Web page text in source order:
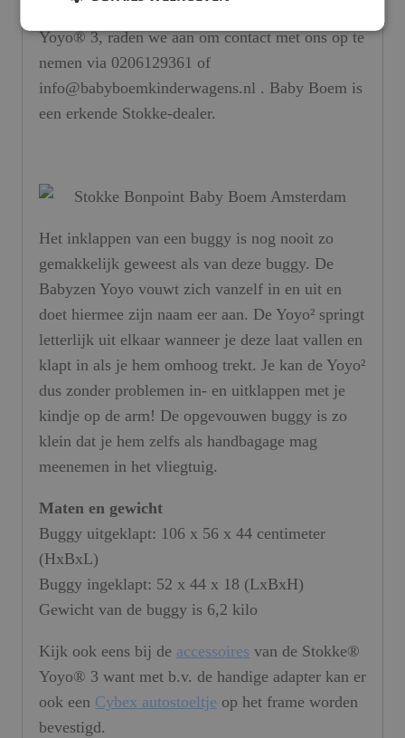
Yoyo® 3, raden we aan om contact met ons op te
nemen via 0206129361 of
info@babyboemkinderwagens.nl . Baby Boem is
een erkende Stokke-dealer.
Het inklappen van een buggy is nog nooit zo
gemakkelijk geweest als van deze buggy. De
Babyzen Yoyo vouwt zich vanzelf in en uit en
doet hiermee zijn naam eer aan. De Yoyo² springt
letterlijk uit elkaar wanneer je deze laat vallen en
klapt in als je hem omhoog trekt. Je kan de Yoyo²
dus zonder problemen in- en uitklappen met je
kindje op de arm! De opgevouwen buggy is zo
klein dat je hem zelfs als handbagage mag
meenemen in het vliegtuig.
Maten en gewicht
Buggy uitgeklapt: 106 x 56 x 44 centimeter
(HxBxL)
Buggy ingeklapt: 52 x 44 x 18 (LxBxH)
Gewicht van de buggy is 6,2 kilo
Kijk ook eens bij de accessoires van de Stokke®
Yoyo® 3 want met b.v. de handige adapter kan er
ook een Cybex autostoeltje op het frame worden
bevestigd.